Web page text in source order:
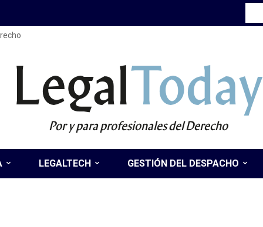
LegalToday
Por y para profesionales del Derecho
LEGALTECH GESTIÓN DEL DESPACHO